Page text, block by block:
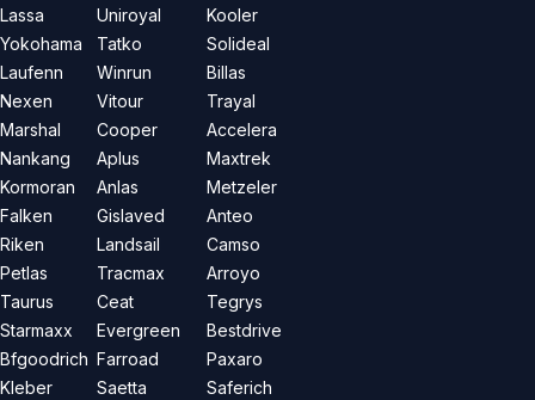
Lassa
Yokohama
Laufenn
Nexen
Marshal
Nankang
Kormoran
Falken
Riken
Petlas
Taurus
Starmaxx
Bfgoodrich
Kleber
Uniroyal
Tatko
Winrun
Vitour
Cooper
Aplus
Anlas
Gislaved
Landsail
Tracmax
Ceat
Evergreen
Farroad
Saetta
Kooler
Solideal
Billas
Trayal
Accelera
Maxtrek
Metzeler
Anteo
Camso
Arroyo
Tegrys
Bestdrive
Paxaro
Saferich